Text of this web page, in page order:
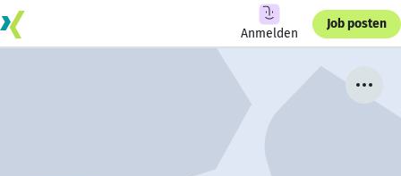
Anmelden
Job posten